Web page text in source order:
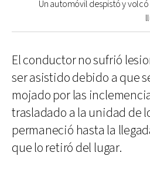
Un automóvil despistó y
El conductor no sufrió
ser asistido debido a que
mojado por las
trasladado a la unidad de
permaneció hasta la
que lo retiró del lugar.